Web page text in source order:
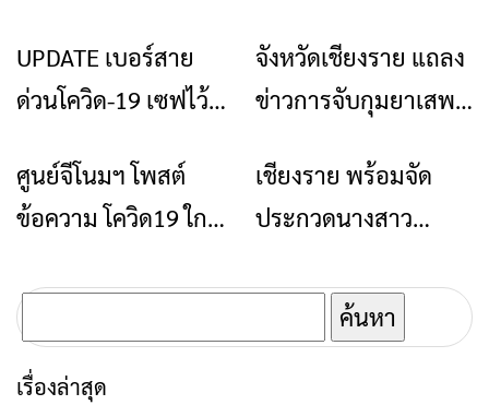
@เชียงราย”หลงแสง
เวียงที่เจียงฮาย สร้าง
ข่าวเชียงราย
UPDATE เบอร์สาย
ด่วนโควิด-19 เซฟไว้ใช้
ข่าวเชียงราย
จังหวัดเชียงราย แถลง
ข่าวการจับกุมยาเสพ
จังหวัดเชียงราย ได้
ของกลางยาบ้า 2 ล้าน
ข่าวเชียงราย
ศูนย์จีโนมฯ โพสต์
ข้อความ โควิด19 ใกล้
ประจำถิ่น
ข่าวเชียงราย
เชียงราย พร้อมจัด
ประกวดนางสาว
ค้นหา
สำหรับ:
เรื่องล่าสุด